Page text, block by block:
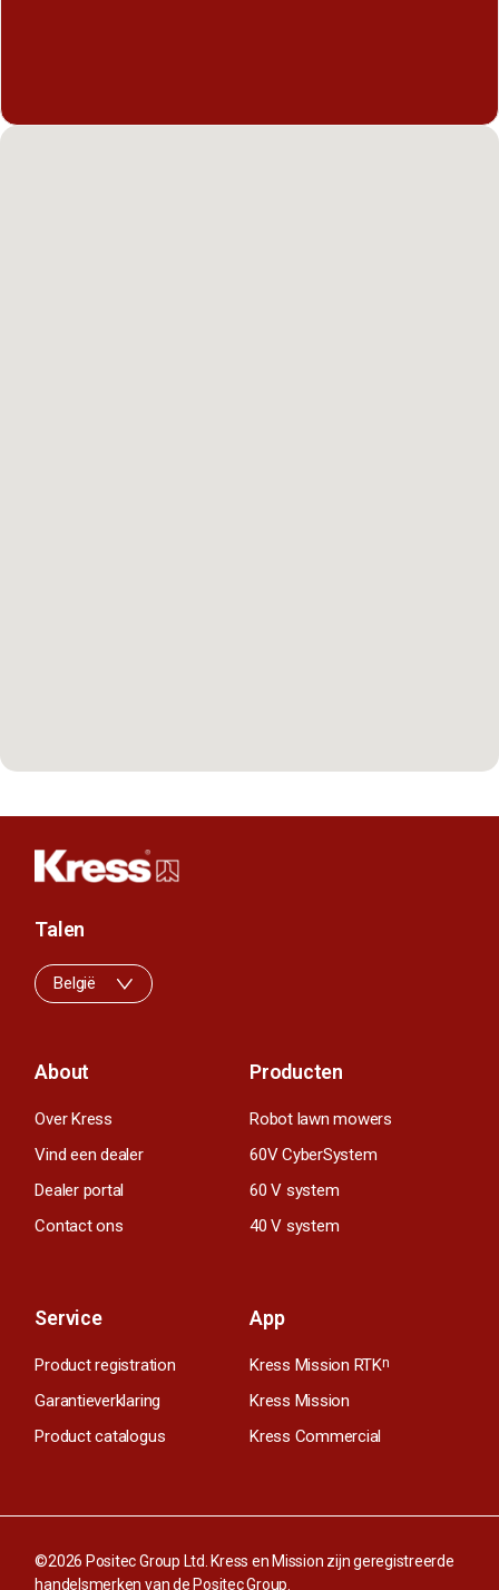
About
Over Kress
Vind een dealer
Dealer portal
Contact ons
Producten
Robot lawn mowers
60V CyberSystem
60 V system
40 V system
Service
Product registration
Garantieverklaring
Product catalogus
App
Kress Mission RTKn
Kress Mission
Kress Commercial
Talen
België
©2026 Positec Group Ltd. Kress en Mission zijn geregistreerde
handelsmerken van de Positec Group.